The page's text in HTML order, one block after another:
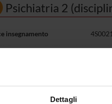
Dettagli
Psichiatria 2
insegnamento